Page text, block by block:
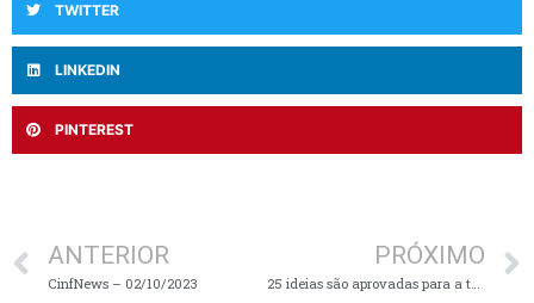
TWITTER
LINKEDIN
PINTEREST
ANTERIOR
CinfNews – 02/10/2023
PRÓXIMO
25 ideias são aprovadas para a turma do Nascer em Rio do Sul